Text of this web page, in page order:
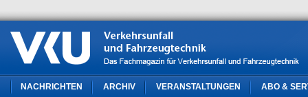
NACHRICHTEN ARCHIV VERANSTALTUNGEN ABO &